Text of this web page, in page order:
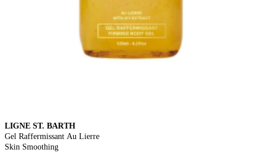
LIGNE ST. BARTH
Gel Raffermissant Au Lierre
Skin Smoothing